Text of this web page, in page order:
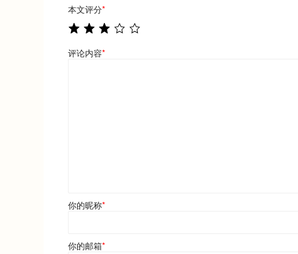
本文评分*
评论内容*
你的昵称*
你的邮箱*